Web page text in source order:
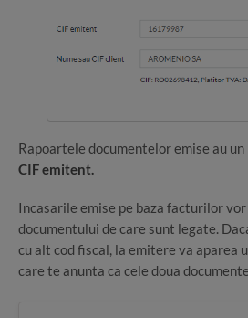
Rapoartele documentelor emise au
CIF emitent.
Incasarile emise pe baza facturilor
documentului de care sunt legate.
cu alt cod fiscal, la emitere va aparea
care te anunta ca cele doua